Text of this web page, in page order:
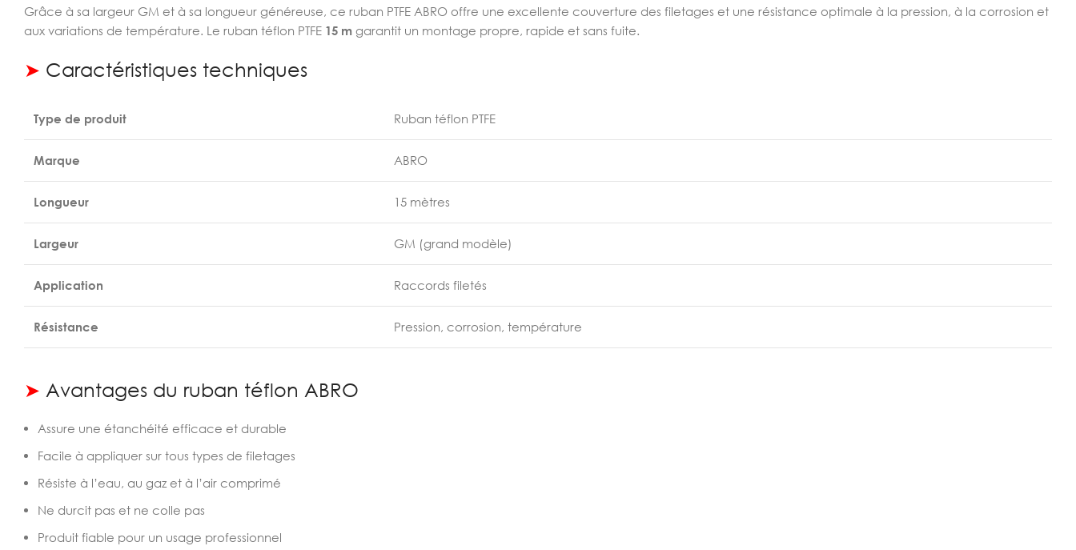
Grâce à sa largeur GM et à sa longueur généreuse, ce ruban PTFE ABRO offre une excellente couverture des filetages et une résistance optimale à la pression, à la corrosion et
aux variations de température. Le ruban téflon PTFE 15 m garantit un montage propre, rapide et sans fuite.
➤ Caractéristiques techniques
Type de produit Ruban téflon PTFE
Marque ABRO
Longueur 15 mètres
Largeur GM (grand modèle)
Application Raccords filetés
Résistance Pression, corrosion, température
➤ Avantages du ruban téflon ABRO
Assure une étanchéité efficace et durable
Facile à appliquer sur tous types de filetages
Résiste à l’eau, au gaz et à l’air comprimé
Ne durcit pas et ne colle pas
Produit fiable pour un usage professionnel